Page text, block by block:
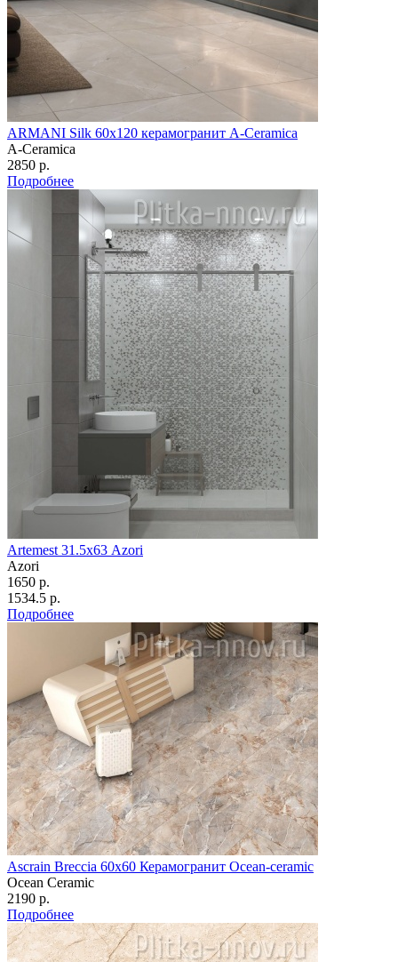
ARMANI Silk 60х120 керамогранит A-Ceramica
A-Ceramica
2850 р.
Подробнее
Artemest 31.5х63 Azori
Azori
1650 р.
1534.5 р.
Подробнее
Ascrain Breccia 60х60 Керамогранит Ocean-ceramic
Ocean Ceramic
2190 р.
Подробнее